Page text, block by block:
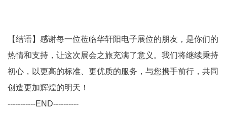
【结语】感谢每一位莅临华轩阳电子展位的朋友，是你们的
热情和支持，让这次展会之旅充满了意义。我们将继续秉持
初心，以更高的标准、更优质的服务，与您携手前行，共同
创造更加辉煌的明天！
-----------END----------